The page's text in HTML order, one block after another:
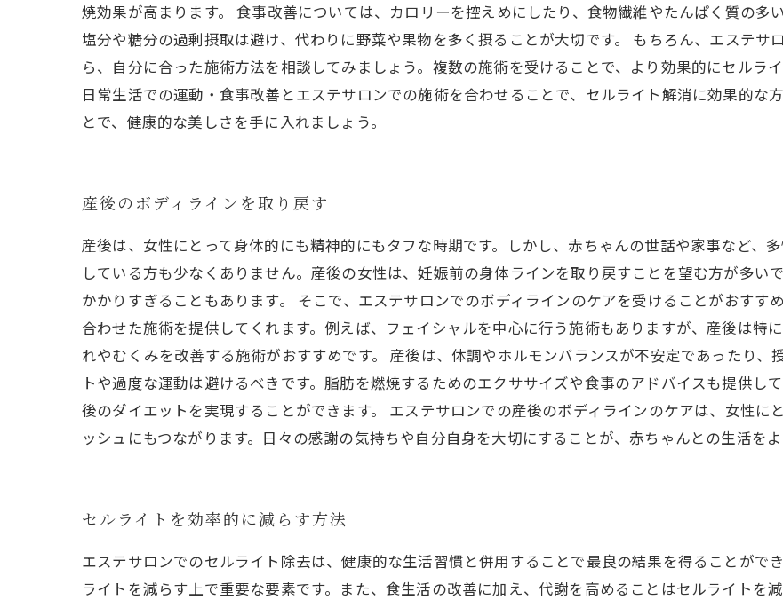
焼効果が高まります。 食事改善については、カロリーを控えめにしたり、食物繊維やたんぱく質の多
塩分や糖分の過剰摂取は避け、代わりに野菜や果物を多く摂ることが大切です。 もちろん、エステサ
ら、自分に合った施術方法を相談してみましょう。複数の施術を受けることで、より効果的にセルラ
日常生活での運動・食事改善とエステサロンでの施術を合わせることで、セルライト解消に効果的な
とで、健康的な美しさを手に入れましょう。
産後のボディラインを取り戻す
産後は、女性にとって身体的にも精神的にもタフな時期です。しかし、赤ちゃんの世話や家事など、
している方も少なくありません。産後の女性は、妊娠前の身体ラインを取り戻すことを望む方が多い
かかりすぎることもあります。 そこで、エステサロンでのボディラインのケアを受けることがおすす
合わせた施術を提供してくれます。例えば、フェイシャルを中心に行う施術もありますが、産後は特
れやむくみを改善する施術がおすすめです。 産後は、体調やホルモンバランスが不安定であったり、
トや過度な運動は避けるべきです。脂肪を燃焼するためのエクササイズや食事のアドバイスも提供し
後のダイエットを実現することができます。 エステサロンでの産後のボディラインのケアは、女性に
ッシュにもつながります。日々の感謝の気持ちや自分自身を大切にすることが、赤ちゃんとの生活を
セルライトを効率的に減らす方法
エステサロンでのセルライト除去は、健康的な生活習慣と併用することで最良の結果を得ることがで
ライトを減らす上で重要な要素です。また、食生活の改善に加え、代謝を高めることはセルライトを